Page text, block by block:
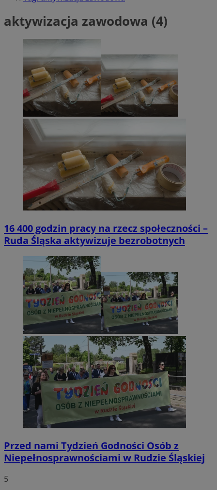
aktywizacja zawodowa (4)
16 400 godzin pracy na rzecz społeczności –
Ruda Śląska aktywizuje bezrobotnych
Przed nami Tydzień Godności Osób z
Niepełnosprawnościami w Rudzie Śląskiej
5